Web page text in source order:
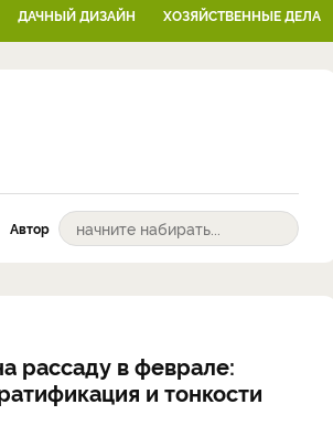
ДАЧНЫЙ ДИЗАЙН ХОЗЯЙСТВЕННЫЕ ДЕЛА
Автор
рассаду в феврале:
и тонкости